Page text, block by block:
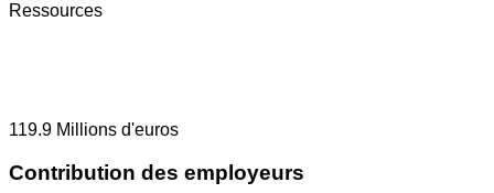
Ressources
119.9 Millions d'euros
Contribution des employeurs